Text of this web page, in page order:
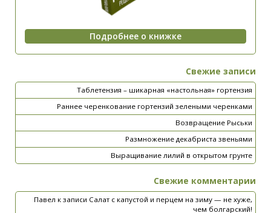
Свежие записи
Таблетензия – шикарная «настольная» гортензия
Раннее черенкование гортензий зелеными черенками
Возвращение Рыськи
Размножение декабриста звеньями
Выращивание лилий в открытом грунте
Свежие комментарии
Павел к записи Салат с капустой и перцем на зиму — не хуже,
чем болгарский!